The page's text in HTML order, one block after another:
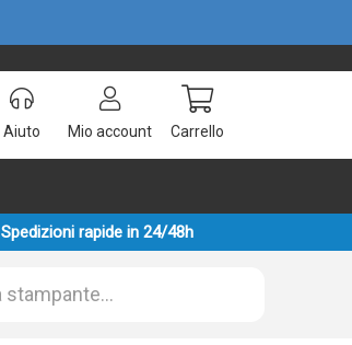
Aiuto Mio account Carrello
Spedizioni rapide in 24/48h